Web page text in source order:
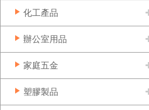
化工產品
辦公室用品
家庭五金
塑膠製品